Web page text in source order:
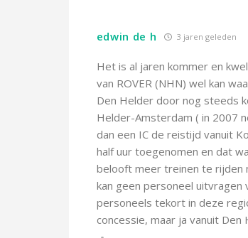
edwin de h 3 jaren geleden
Het is al jaren kommer en
van ROVER (NHN) wel kan
Den Helder door nog steeds
Helder-Amsterdam ( in 2007
dan een IC de reistijd vanuit
half uur toegenomen en dat
belooft meer treinen te rijden
kan geen personeel uitvragen
personeels tekort in deze
concessie, maar ja vanuit